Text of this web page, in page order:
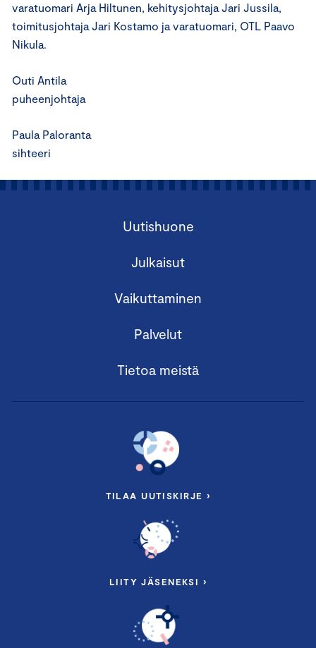
varatuomari Arja Hiltunen, kehitysjohtaja Jari Jussila,
toimitusjohtaja Jari Kostamo ja varatuomari, OTL Paavo
Nikula.
Outi Antila
puheenjohtaja
Paula Paloranta
sihteeri
Uutishuone
Julkaisut
Vaikuttaminen
Palvelut
Tietoa meistä
TILAA UUTISKIRJE ›
LIITY JÄSENEKSI ›